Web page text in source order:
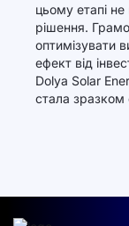
цьому етапі
рішення.
оптимізувати
ефект від
Dolya Solar
стала зразком